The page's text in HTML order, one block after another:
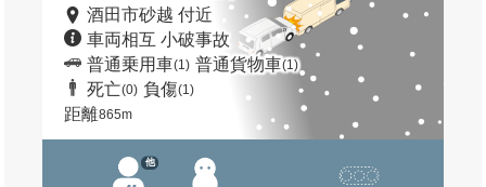
酒田市砂越 付近
車両相互 小破事故
普通乗用車(1) 普通貨物車(1)
死亡(0) 負傷(1)
距離865m
他